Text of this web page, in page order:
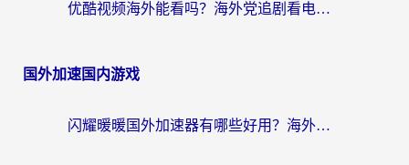
优酷视频海外能看吗？海外党追剧看电影的终极解决方案来了
国外加速国内游戏
闪耀暖暖国外加速器有哪些好用？海外党亲测的国服游戏加速终极指南